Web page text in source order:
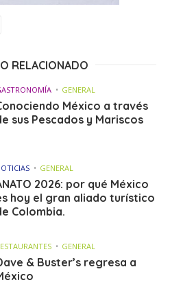
RELACIONADO
GENERAL
México a través
sus Pescados y Mariscos
GENERAL
2026: por qué México
hoy el gran aliado turístico
Colombia.
GENERAL
& Buster’s regresa a